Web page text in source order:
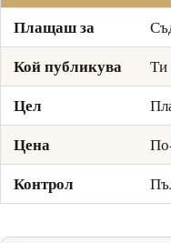
Плащаш за
Кой публикува Ти
Цел
Цена
Контрол